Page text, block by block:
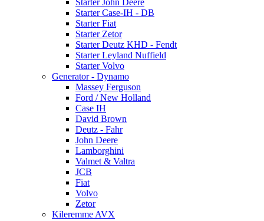
Starter John Deere
Starter Case-IH - DB
Starter Fiat
Starter Zetor
Starter Deutz KHD - Fendt
Starter Leyland Nuffield
Starter Volvo
Generator - Dynamo
Massey Ferguson
Ford / New Holland
Case IH
David Brown
Deutz - Fahr
John Deere
Lamborghini
Valmet & Valtra
JCB
Fiat
Volvo
Zetor
Kileremme AVX